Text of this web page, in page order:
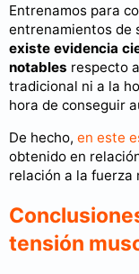
Entrenamos para
entrenamientos de
existe evidencia
notables respecto
tradicional ni a la
hora de conseguir
De hecho, en este
obtenido en
relación a la fuerza
tensión